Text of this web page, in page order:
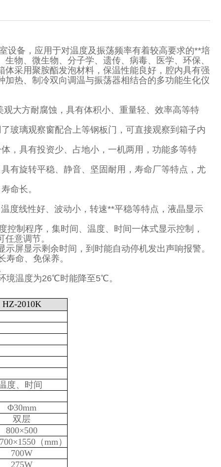
设备，应用于对温度及振荡频率有着较高要求的**培
物、微生物、分子学、遗传、病毒、医学、环保、
采用聚胺酯发泡材料，保温性能良好，腔内具有强
热、制冷双向调温与振荡器相结合的多功能生化仪
大方耐腐蚀，具有体积小、重量轻、效率高等特
玻璃观察窗配合上等钢板门，可直接观察到箱子内
，具有投资少、占地小，一机两用，功能多等特
有旋转平稳、静音、坚固耐用，寿命厂等特点，尤
命长。
度线性好、波动小，转速**平稳等特点，液晶显示
制程序，集时间、温度、时间一体式显示控制，
意调节。
屏显示剩余时间，到时能自动停机发出声响报警。
命、免保养。
境温度为26℃时能降至5℃。
HZ-2010K
度、时间
Φ30mm
双层
800×500
（mm）
700W
275W